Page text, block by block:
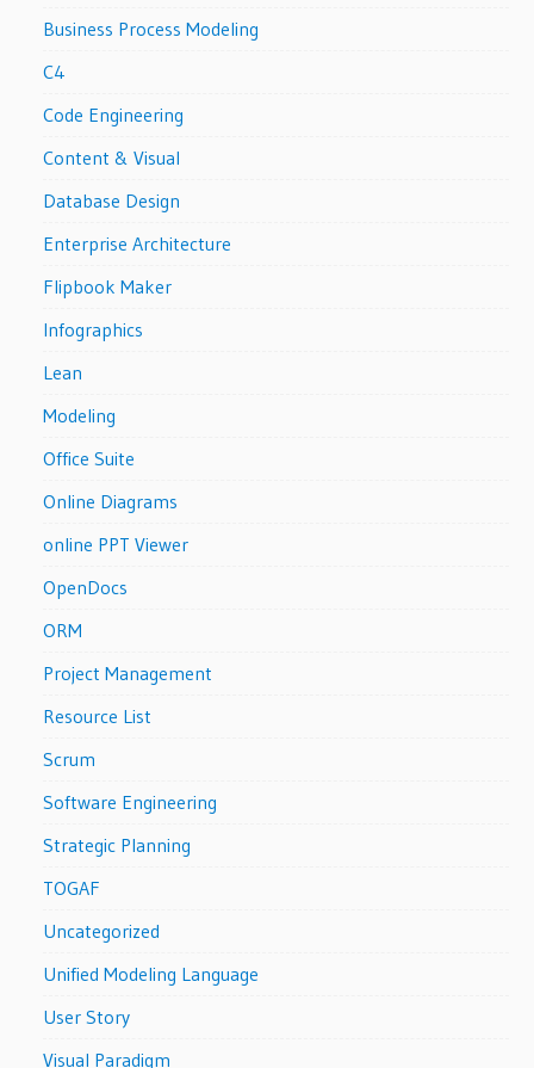
Business Process Modeling
C4
Code Engineering
Content & Visual
Database Design
Enterprise Architecture
Flipbook Maker
Infographics
Lean
Modeling
Office Suite
Online Diagrams
online PPT Viewer
OpenDocs
ORM
Project Management
Resource List
Scrum
Software Engineering
Strategic Planning
TOGAF
Uncategorized
Unified Modeling Language
User Story
Visual Paradigm